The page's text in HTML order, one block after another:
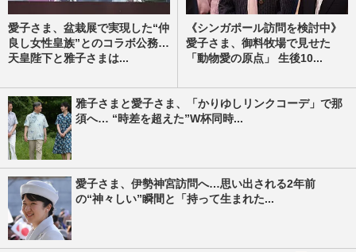
愛子さま、盆栽展で実現した“仲
良し女性皇族”とのコラボ公務…
天皇陛下と雅子さまは...
《シンガポール訪問を検討中》
愛子さま、御料牧場で見せた
「動物愛の原点」 生後10...
雅子さまと愛子さま、「かりゆしリンクコーデ」で那
須へ… “時差を超えた”W杯同時...
愛子さま、伊勢神宮訪問へ…思い出される2年前
の“神々しい”瞬間と「持って生まれた...